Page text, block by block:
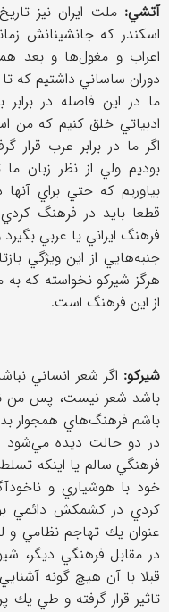
آتشي: ملت ايران نيز
اسكندر كه جانشينانش
اعراب و مغول‌ها و بعد
دوران ساساني داشتيم كه
ما در اين فاصله در
ادبياتي خلق كنيم كه من
اگر ما در برابر عرب قرار
بوديم ولي از نظر زبان ما
بياوريم كه حتي براي آنها
قطعا بايد در فرهنگ
فرهنگ ايراني يا عربي
جنبه‌هايي از اين ويژگي‌
هرگز شيركو نخواسته كه
از اين فرهنگ است.
شيركو: اگر شعر انساني
باشد شعر نيست، پس من
باشم فرهنگ‌هاي همجوار
در دو حالت ديده مي‌شود
فرهنگي سالم يا اينكه
خود با هوشياري و
كردي در كشمكش دائمي
عنوان يك تهاجم نظامي
در مقابل فرهنگي ديگر،
قبلا با آن هيچ گونه
تاثير قرار گرفته و طي يك